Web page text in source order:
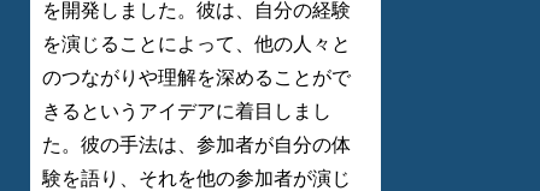
を開発しました。彼は、自分の経験
を演じることによって、他の人々と
のつながりや理解を深めることがで
きるというアイデアに着目しまし
た。彼の手法は、参加者が自分の体
験を語り、それを他の参加者が演じ